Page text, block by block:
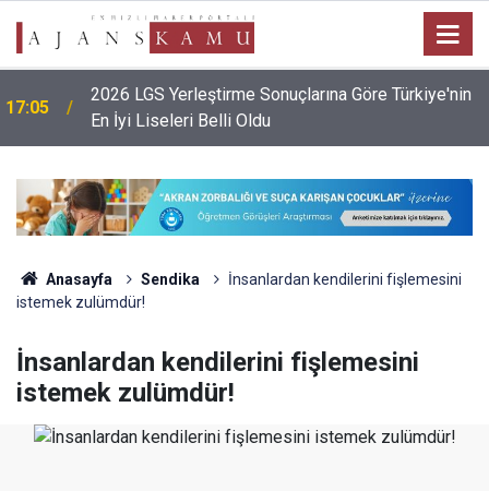
17:05
2026 LGS Yerleştirme Sonuçlarına Göre Türkiye'nin
En İyi Liseleri Belli Oldu
Anasayfa Sendika
İnsanlardan kendilerini fişlemesini
istemek zulümdür!
İnsanlardan kendilerini fişlemesini
istemek zulümdür!